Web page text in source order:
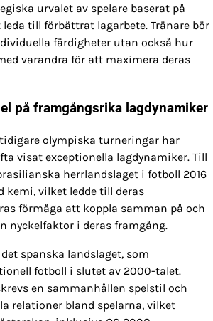
urvalet av spelare baserat på
till förbättrat lagarbete. Tränare bör
färdigheter utan också hur
varandra för att maximera deras
på framgångsrika lagdynamiker
olympiska turneringar har
visat exceptionella lagdynamiker. Till
herrlandslaget i fotboll 2016
kemi, vilket ledde till deras
förmåga att koppla samman på och
nyckelfaktor i deras framgång.
spanska landslaget, som
fotboll i slutet av 2000-talet.
en sammanhållen spelstil och
relationer bland spelarna, vilket